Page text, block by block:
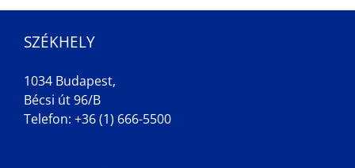
SZÉKHELY
1034 Budapest,
Bécsi út 96/B
Telefon: +36 (1) 666-5500